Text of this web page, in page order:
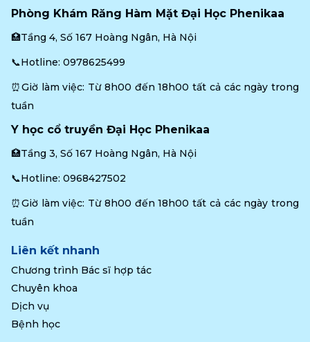
Phòng Khám Răng Hàm Mặt Đại Học Phenikaa
🏥Tầng 4, Số 167 Hoàng Ngân, Hà Nội
📞Hotline: 0978625499
⏰Giờ làm việc: Từ 8h00 đến 18h00 tất cả các ngày trong
tuần
Y học cổ truyền Đại Học Phenikaa
🏥Tầng 3, Số 167 Hoàng Ngân, Hà Nội
📞Hotline: 0968427502
⏰Giờ làm việc: Từ 8h00 đến 18h00 tất cả các ngày trong
tuần
Liên kết nhanh
Chương trình Bác sĩ hợp tác
Chuyên khoa
Dịch vụ
Bệnh học